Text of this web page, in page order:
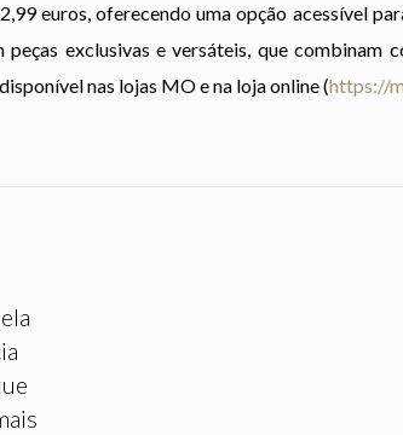
euros, oferecendo uma opção acessível
exclusivas e versáteis, que combinam
nas lojas MO e na loja online (https://